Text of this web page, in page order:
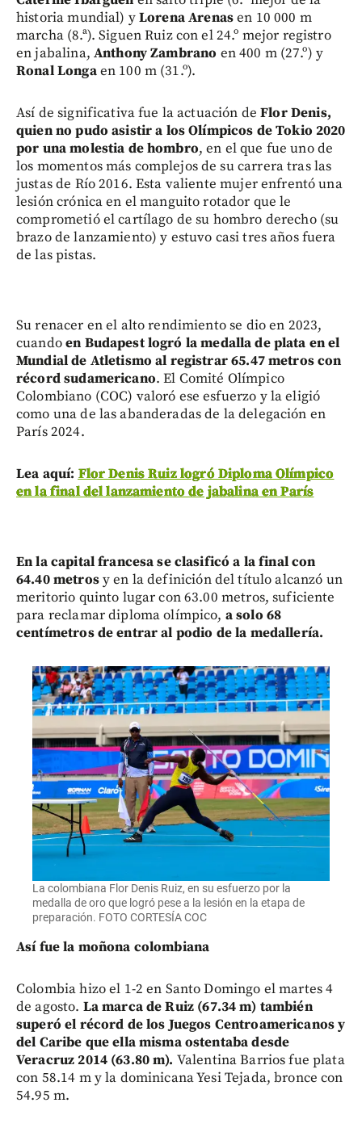
historia mundial) yLorena Arenasen 10 000 m
marcha (8.ª). Siguen Ruiz con el 24.º mejor registro
en jabalina, Anthony Zambrano en 400 m (27.º) y
Ronal Longaen 100 m (31.º).
Así de significativa fue la actuación de Flor Denis,
quien no pudo asistir a los Olímpicos de Tokio 2020
por una molestia de hombro, en el que fue uno de
los momentos más complejos de su carrera tras las
justas de Río 2016. Esta valiente mujer enfrentó una
lesión crónica en el manguito rotador que le
comprometió el cartílago de su hombro derecho (su
brazo de lanzamiento) y estuvo casi tres años fuera
de las pistas.
Su renacer en el alto rendimiento se dio en 2023,
cuandoen Budapest logró la medalla de plata en el
Mundial de Atletismo al registrar 65.47 metros con
récord sudamericano. El Comité Olímpico
Colombiano (COC) valoró ese esfuerzo y la eligió
como una de las abanderadas de la delegación en
París 2024.
Lea aquí: Flor Denis Ruiz logró Diploma Olímpico
en la final del lanzamiento de jabalina en París
En la capital francesa se clasificó a la final con
64.40 metrosy en la definición del título alcanzó un
meritorio quinto lugar con 63.00 metros, suficiente
para reclamar diploma olímpico, a solo 68
centímetros de entrar al podio de la medallería.
La colombiana Flor Denis Ruiz, en su esfuerzo por la
medalla de oro que logró pese a la lesión en la etapa de
preparación. FOTO CORTESÍA COC
Así fue la moñona colombiana
Colombia hizo el 1-2 en Santo Domingo el martes 4
de agosto. La marca de Ruiz (67.34 m) también
superó el récord de los Juegos Centroamericanos y
del Caribe que ella misma ostentaba desde
Veracruz 2014 (63.80 m). Valentina Barrios fue plata
con 58.14 m y la dominicana Yesi Tejada, bronce con
54.95 m.